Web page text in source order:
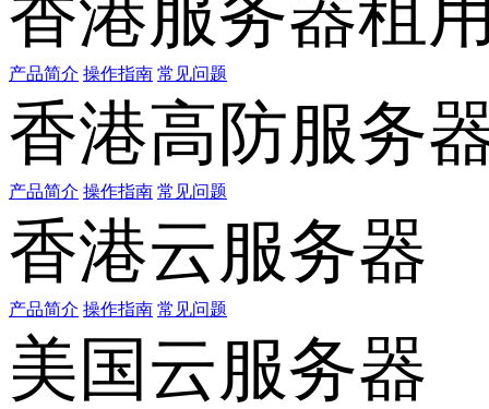
香港服务器租
产品简介 操作指南 常见问题
香港高防服务
产品简介 操作指南 常见问题
香港云服务器
产品简介 操作指南 常见问题
美国云服务器